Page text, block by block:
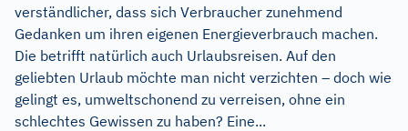
verständlicher, dass sich Verbraucher zunehmend
Gedanken um ihren eigenen Energieverbrauch machen.
Die betrifft natürlich auch Urlaubsreisen. Auf den
geliebten Urlaub möchte man nicht verzichten – doch wie
gelingt es, umweltschonend zu verreisen, ohne ein
schlechtes Gewissen zu haben? Eine...